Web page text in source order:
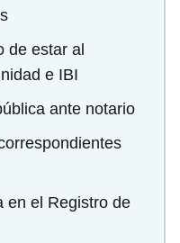
de estar al
e IBI
ante notario
en el Registro de